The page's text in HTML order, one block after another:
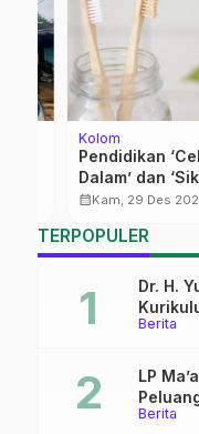
Kolom
Pendidikan ‘Celana
Dalam’ dan ‘Sikat
Kam, 29 Des 2022
TERPOPULER
Berita
Dr. H.
dalam
Berita
LP
Lulusan